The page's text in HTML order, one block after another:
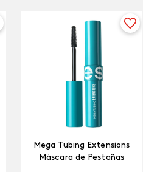
Mega Tubing Extensions
Máscara de Pestañas